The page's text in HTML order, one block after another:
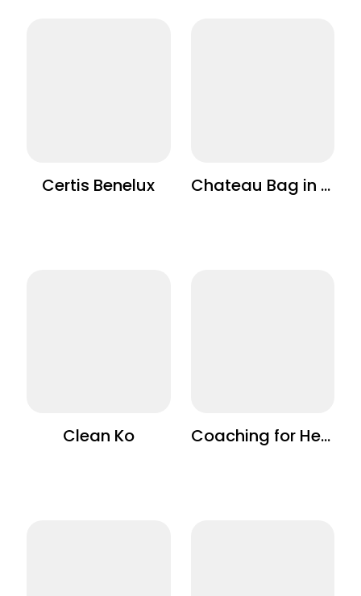
Certis Benelux Chateau Bag in Box
Clean Ko Coaching for Health